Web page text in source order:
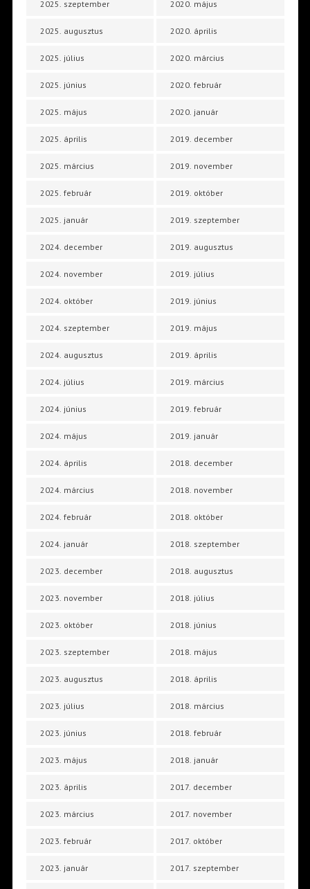
2025. szeptember
2025. augusztus
2025. július
2025. június
2025. május
2025. április
2025. március
2025. február
2025. január
2024. december
2024. november
2024. október
2024. szeptember
2024. augusztus
2024. július
2024. június
2024. május
2024. április
2024. március
2024. február
2024. január
2023. december
2023. november
2023. október
2023. szeptember
2023. augusztus
2023. július
2023. június
2023. május
2023. április
2023. március
2023. február
2023. január
2020. május
2020. április
2020. március
2020. február
2020. január
2019. december
2019. november
2019. október
2019. szeptember
2019. augusztus
2019. július
2019. június
2019. május
2019. április
2019. március
2019. február
2019. január
2018. december
2018. november
2018. október
2018. szeptember
2018. augusztus
2018. július
2018. június
2018. május
2018. április
2018. március
2018. február
2018. január
2017. december
2017. november
2017. október
2017. szeptember